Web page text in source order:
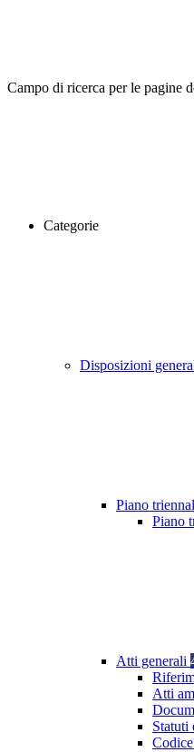
Campo di ricerca per le pagine
Categorie
Disposizioni
Piano
Piano
Atti generali
Atti
Statuti